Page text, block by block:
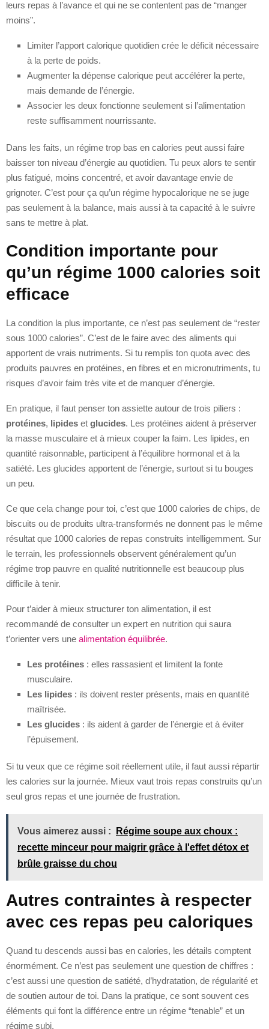
leurs repas à l’avance et qui ne se contentent pas de “manger
moins”.
Limiter l’apport calorique quotidien crée le déficit nécessaire
à la perte de poids.
Augmenter la dépense calorique peut accélérer la perte,
mais demande de l’énergie.
Associer les deux fonctionne seulement si l’alimentation
reste suffisamment nourrissante.
Dans les faits, un régime trop bas en calories peut aussi faire
baisser ton niveau d’énergie au quotidien. Tu peux alors te sentir
plus fatigué, moins concentré, et avoir davantage envie de
grignoter. C’est pour ça qu’un régime hypocalorique ne se juge
pas seulement à la balance, mais aussi à ta capacité à le suivre
sans te mettre à plat.
Condition importante pour
qu’un régime 1000 calories soit
efficace
La condition la plus importante, ce n’est pas seulement de “rester
sous 1000 calories”. C’est de le faire avec des aliments qui
apportent de vrais nutriments. Si tu remplis ton quota avec des
produits pauvres en protéines, en fibres et en micronutriments, tu
risques d’avoir faim très vite et de manquer d’énergie.
En pratique, il faut penser ton assiette autour de trois piliers :
protéines, lipides et glucides. Les protéines aident à préserver
la masse musculaire et à mieux couper la faim. Les lipides, en
quantité raisonnable, participent à l’équilibre hormonal et à la
satiété. Les glucides apportent de l’énergie, surtout si tu bouges
un peu.
Ce que cela change pour toi, c’est que 1000 calories de chips, de
biscuits ou de produits ultra-transformés ne donnent pas le même
résultat que 1000 calories de repas construits intelligemment. Sur
le terrain, les professionnels observent généralement qu’un
régime trop pauvre en qualité nutritionnelle est beaucoup plus
difficile à tenir.
Pour t’aider à mieux structurer ton alimentation, il est
recommandé de consulter un expert en nutrition qui saura
t’orienter vers une alimentation équilibrée.
Les protéines : elles rassasient et limitent la fonte
musculaire.
Les lipides : ils doivent rester présents, mais en quantité
maîtrisée.
Les glucides : ils aident à garder de l’énergie et à éviter
l’épuisement.
Si tu veux que ce régime soit réellement utile, il faut aussi répartir
les calories sur la journée. Mieux vaut trois repas construits qu’un
seul gros repas et une journée de frustration.
Vous aimerez aussi :
Régime soupe aux choux :
recette minceur pour maigrir grâce à l'effet détox et
brûle graisse du chou
Autres contraintes à respecter
avec ces repas peu caloriques
Quand tu descends aussi bas en calories, les détails comptent
énormément. Ce n’est pas seulement une question de chiffres :
c’est aussi une question de satiété, d’hydratation, de régularité et
de soutien autour de toi. Dans la pratique, ce sont souvent ces
éléments qui font la différence entre un régime “tenable” et un
régime subi.